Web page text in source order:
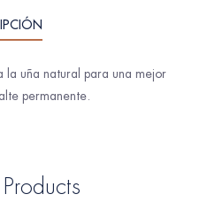
la uña natural para una mejor
permanente.